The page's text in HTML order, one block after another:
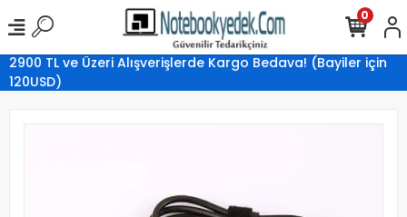
2900 TL ve Üzeri Alışverişlerde Kargo Bedava! (Bayiler için
120USD)
0